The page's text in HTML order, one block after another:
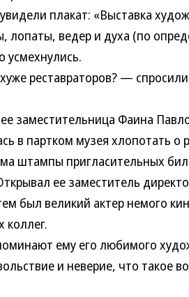
плакат: «Выставка
лопаты, ведер и духа (по
реставраторов? —
заместительница Фаина
в партком музея хлопотать о
штампы пригласительных
ее заместитель
был великий актер немого
коллег.
ему его любимого
и неверие, что такое